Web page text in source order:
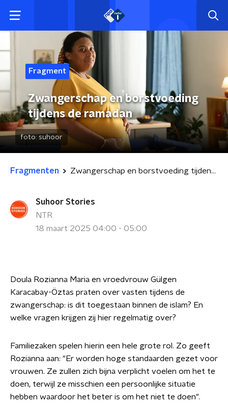
Fragment
Zwangerschap en borstvoeding
tijdens de ramadan
foto: suhoor
Fragmenten Zwangerschap en borstvoeding tijdens de ramadan
Suhoor Stories
NTR
18 maart 2025 04:00 - 05:00
Doula Rozianna Maria en vroedvrouw Gülgen
Karacabay-Öztas praten over vasten tijdens de
zwangerschap: is dit toegestaan binnen de islam? En
welke vragen krijgen zij hier regelmatig over?
Familiezaken spelen hierin een hele grote rol. Zo geeft
Rozianna aan: "Er worden hoge standaarden gezet voor
vrouwen. Ze zullen zich bijna verplicht voelen om het te
doen, terwijl ze misschien een persoonlijke situatie
hebben waardoor het beter is om het niet te doen".